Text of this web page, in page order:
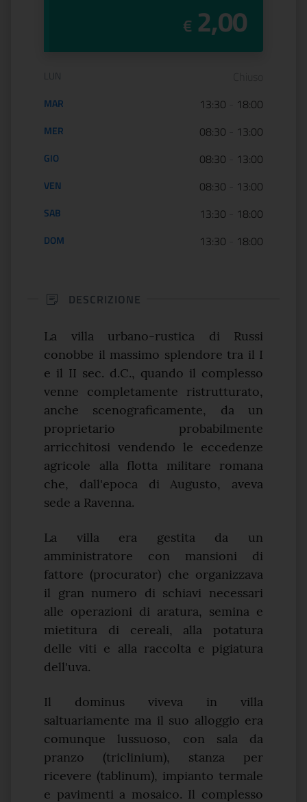
€ 2,00
Orario di apertura:
LUN
MAR 13:30 18:00
MER 08:30 13:00
GIO 08:30 13:00
VEN 08:30 13:00
SAB 13:30 18:00
DOM 13:30 18:00
DESCRIZIONE
La villa urbano-rustica di Russi
conobbe il massimo splendore tra il I
e il II sec. d.C., quando il complesso
venne completamente ristrutturato,
anche scenograficamente, da un
proprietario probabilmente
arricchitosi vendendo le eccedenze
agricole alla flotta militare romana
che, dall'epoca di Augusto, aveva
sede a Ravenna.
La villa era gestita da un
amministratore con mansioni di
fattore (procurator) che organizzava
il gran numero di schiavi necessari
alle operazioni di aratura, semina e
mietitura di cereali, alla potatura
delle viti e alla raccolta e pigiatura
dell'uva.
Il dominus viveva in villa
saltuariamente ma il suo alloggio era
comunque lussuoso, con sala da
pranzo (triclinium), stanza per
ricevere (tablinum), impianto termale
e pavimenti a mosaico. Il complesso